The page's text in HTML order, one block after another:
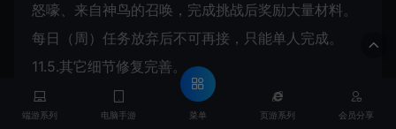
怒嚎、来自神鸟的召唤，完成挑战后奖励大量材料。
每日（周）任务放弃后不可再接，只能单人完成。
11.5.其它细节修复完善。
端游系列 电脑手游 菜单 页游系列 会员分享